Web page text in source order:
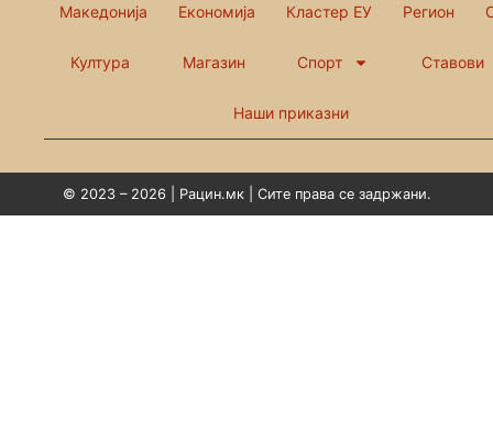
Македонија Економија Кластер ЕУ Регион
Култура Магазин Спорт Ставови
Наши приказни
© 2023 – 2026 | Рацин.мк | Сите права се задржани.